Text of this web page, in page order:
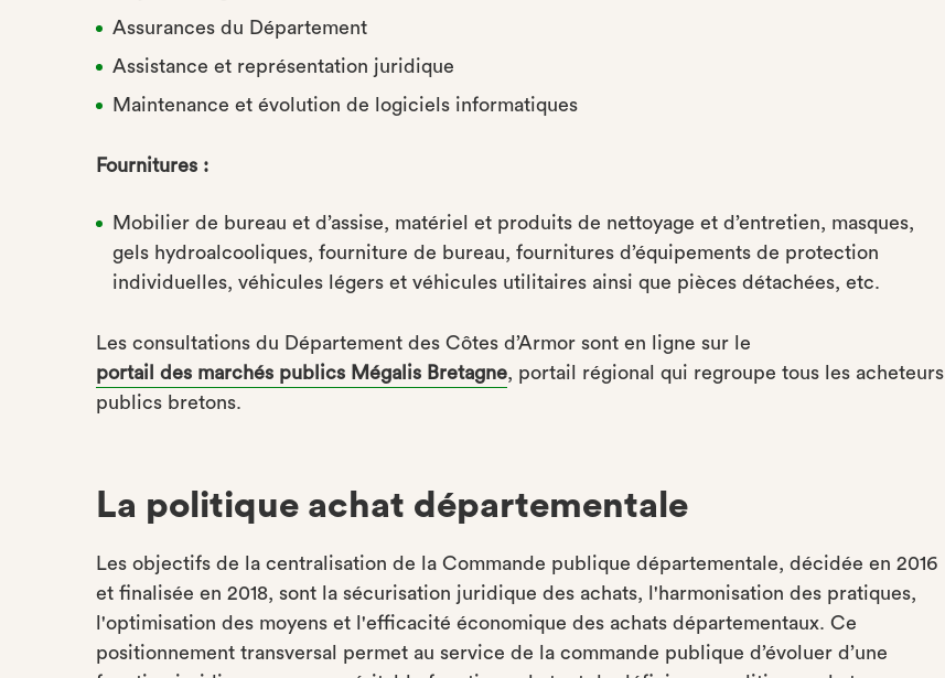
Assurances du Département
Assistance et représentation juridique
Maintenance et évolution de logiciels informatiques
Fournitures :
Mobilier de bureau et d’assise, matériel et produits de nettoyage et d’entretien, masques,
gels hydroalcooliques, fourniture de bureau, fournitures d’équipements de protection
individuelles, véhicules légers et véhicules utilitaires ainsi que pièces détachées, etc.
Les consultations du Département des Côtes d’Armor sont en ligne sur le
portail des marchés publics Mégalis Bretagne, portail régional qui regroupe tous les acheteurs
publics bretons.
La politique achat départementale
Les objectifs de la centralisation de la Commande publique départementale, décidée en 2016
et finalisée en 2018, sont la sécurisation juridique des achats, l'harmonisation des pratiques,
l'optimisation des moyens et l'efficacité économique des achats départementaux. Ce
positionnement transversal permet au service de la commande publique d’évoluer d’une